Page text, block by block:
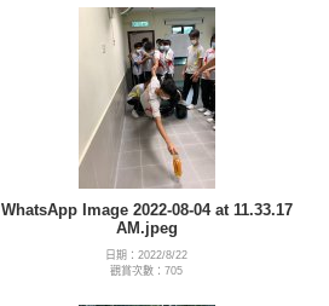
WhatsApp Image 2022-08-04 at 11.33.17
AM.jpeg
日期：2022/8/22
觀賞次數：705